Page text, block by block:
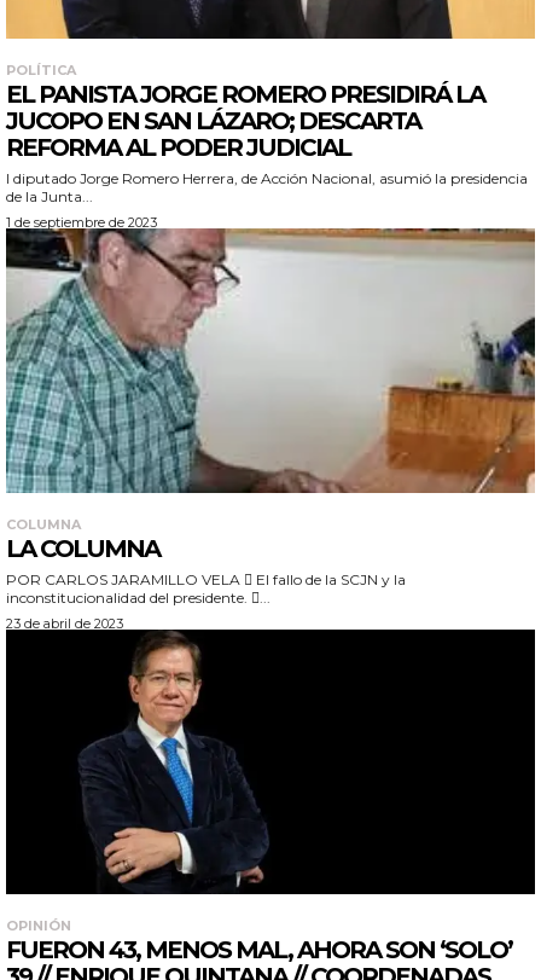
POLÍTICA
EL PANISTA JORGE ROMERO PRESIDIRÁ LA
JUCOPO EN SAN LÁZARO; DESCARTA
REFORMA AL PODER JUDICIAL
l diputado Jorge Romero Herrera, de Acción Nacional, asumió la presidencia
de la Junta...
1 de septiembre de 2023
COLUMNA
LA COLUMNA
POR CARLOS JARAMILLO VELA  El fallo de la SCJN y la
inconstitucionalidad del presidente. ...
23 de abril de 2023
OPINIÓN
FUERON 43, MENOS MAL, AHORA SON ‘SOLO’